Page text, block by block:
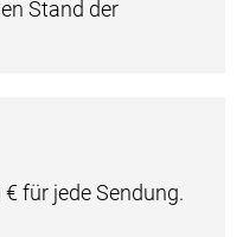
Stand der
für jede Sendung.